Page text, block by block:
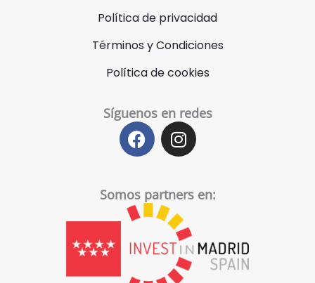
Política de privacidad
Términos y Condiciones
Política de cookies
Síguenos en redes
F
a
c
b
o
k
I
n
s
a
g
r
a
m
Somos partners en: